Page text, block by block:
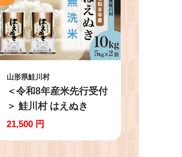
山形県鮭川村
＜令和8年産米先行受付
＞ 鮭川村 はえぬき
【無洗米】10kg
21,500 円